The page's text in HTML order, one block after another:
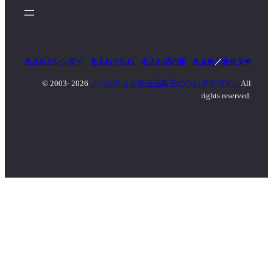
名入れカレンダー 名入れうちわ 名入れ花の種 名入れタオル
マッチ／ライター
© 2003- 2026 ノベルティと販促品販売のフレアデザインAll
rights reserved.